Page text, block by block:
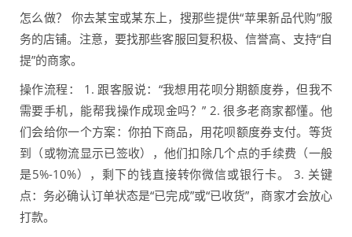
怎么做？ 你去某宝或某东上，搜那些提供“苹果新品代购”服
务的店铺。注意，要找那些客服回复积极、信誉高、支持“自
提”的商家。
操作流程： 1. 跟客服说：“我想用花呗分期额度券，但我不
需要手机，能帮我操作成现金吗？” 2. 很多老商家都懂。他
们会给你一个方案：你拍下商品，用花呗额度券支付。等货
到（或物流显示已签收），他们扣除几个点的手续费（一般
是5%-10%），剩下的钱直接转你微信或银行卡。 3. 关键
点：务必确认订单状态是“已完成”或“已收货”，商家才会放心
打款。